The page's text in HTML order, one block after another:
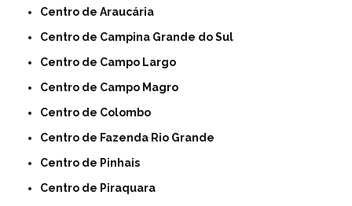
Centro de Araucária
Centro de Campina Grande do Sul
Centro de Campo Largo
Centro de Campo Magro
Centro de Colombo
Centro de Fazenda Rio Grande
Centro de Pinhais
Centro de Piraquara